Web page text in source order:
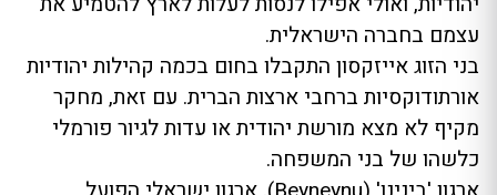
עצמם בחברה הישראלית.
בני הזוג אייזקסון התקבלו בחום בכמה קהילות יהודיות
אורתודוקסיות ברחבי ארצות הברית. עם זאת, מחקר
מקיף לא מצא מורשת יהודית או עדות לגיור פורמלי
כלשהו של בני המשפחה.